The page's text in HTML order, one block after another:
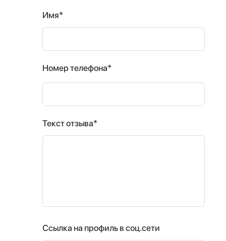
Имя*
Номер телефона*
Текст отзыва*
Ссылка на профиль в соц.сети